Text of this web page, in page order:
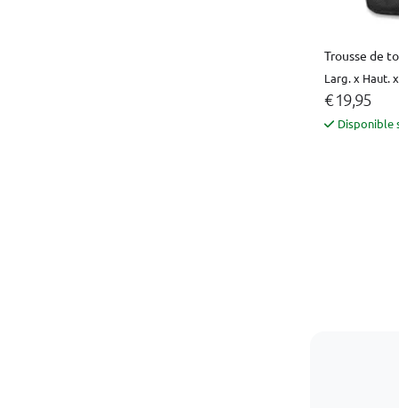
Trousse de
Larg. x Haut.
€ 19,95
Disponible